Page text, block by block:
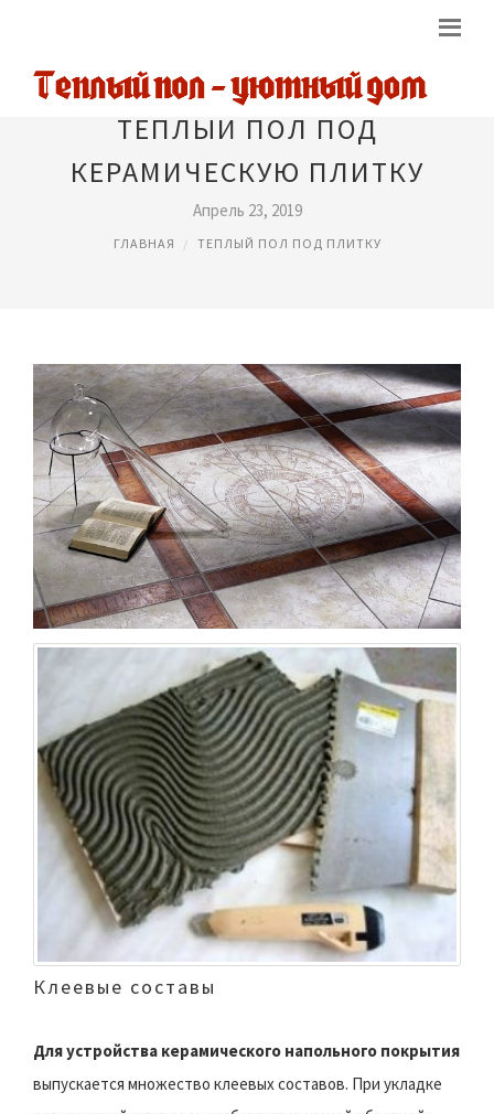
ТЕПЛЫЙ ПОЛ ПОД
КЕРАМИЧЕСКУЮ ПЛИТКУ
Апрель 23, 2019
ГЛАВНАЯ ТЕПЛЫЙ ПОЛ ПОД ПЛИТКУ
Клеевые составы
Для устройства керамического напольного покрытия
выпускается множество клеевых составов. При укладке